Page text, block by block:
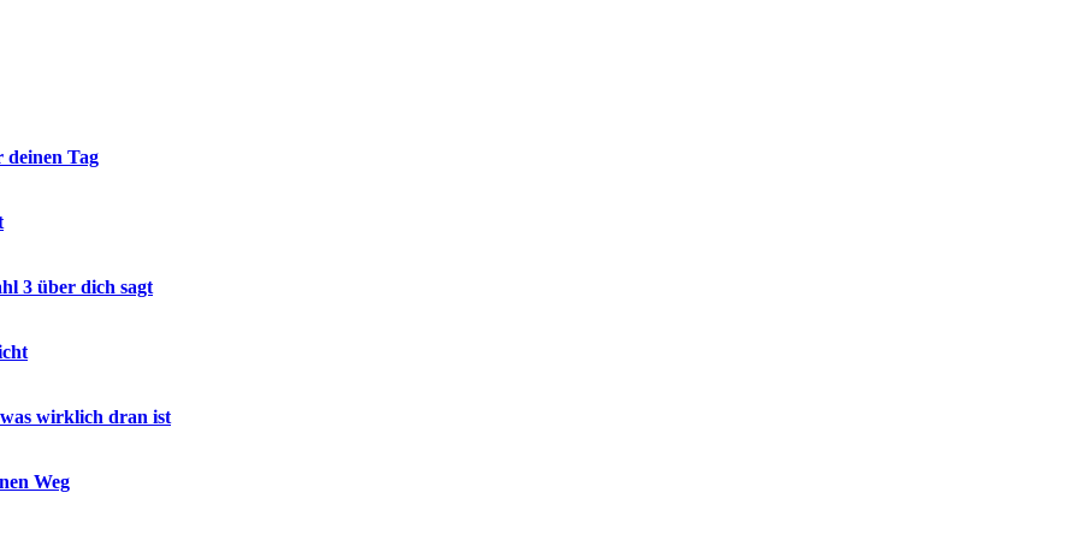
deinen Tag
3 über dich sagt
wirklich dran ist
Weg